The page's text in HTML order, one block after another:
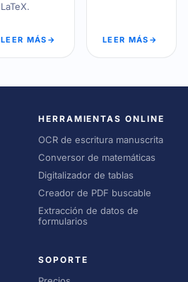
LaTeX.
LEER MÁS → LEER MÁS →
HERRAMIENTAS ONLINE
OCR de escritura manuscrita
Conversor de matemáticas
Digitalizador de tablas
Creador de PDF buscable
Extracción de datos de
formularios
SOPORTE